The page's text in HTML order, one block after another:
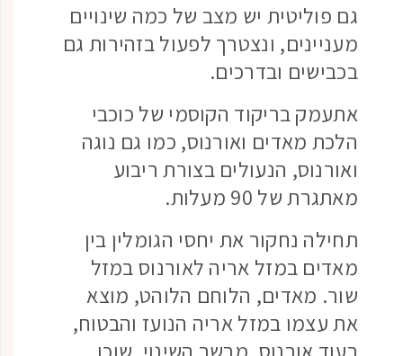
גם פוליטית יש מצב של כמה שינויים
מעניינים, ונצטרך לפעול בזהירות גם
בכבישים ובדרכים.
אתעמק בריקוד הקוסמי של כוכבי
הלכת מאדים ואורנוס, כמו גם נוגה
ואורנוס, הנעולים בצורת ריבוע
מאתגרת של 90 מעלות.
תחילה נחקור את יחסי הגומלין בין
מאדים במזל אריה לאורנוס במזל
שור. מאדים, הלוחם הלוהט, מוצא
את עצמו במזל אריה הנועז והבטוח,